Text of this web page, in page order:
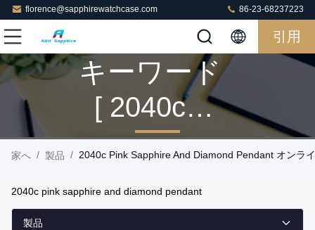
florence@sapphirewatchcase.com 86-23-68237223
引用
キーワード
[ 2040c
Pink
And
家へ / 製品 / 2040c Pink Sapphire And Diamond Pendant オンラ
2040c pink sapphire and diamond pendant
製品